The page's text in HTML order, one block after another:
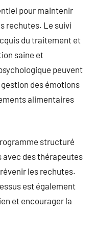
pour maintenir
rechutes. Le suivi
du traitement et
saine et
peuvent
des émotions
alimentaires
structuré
avec des thérapeutes
les rechutes.
est également
et encourager la